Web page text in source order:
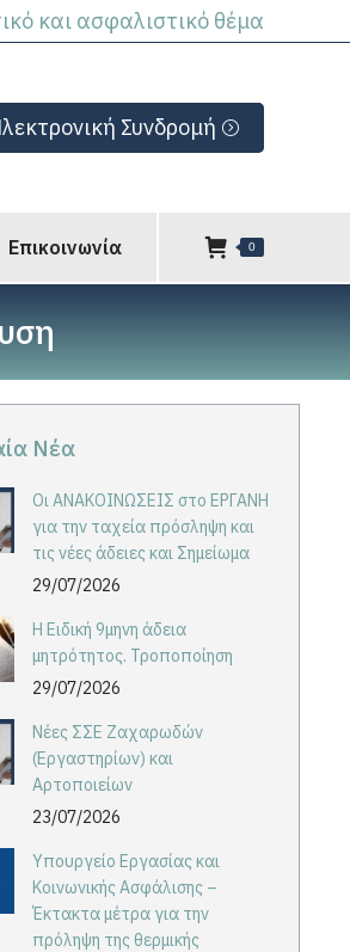
και ασφαλιστικό θέμα
Συνδρομή
Επικοινωνία 0
Νέα
Οι ΑΝΑΚΟΙΝΩΣΕΙΣ στο ΕΡΓΑΝΗ
για την ταχεία πρόσληψη και
τις νέες άδειες και Σημείωμα
29/07/2026
Η Ειδική 9μηνη άδεια
μητρότητος. Τροποποίηση
29/07/2026
Νέες ΣΣΕ Ζαχαρωδών
(Εργαστηρίων) και
Αρτοποιείων
23/07/2026
Υπουργείο Εργασίας και
Κοινωνικής Ασφάλισης –
Έκτακτα μέτρα για την
πρόληψη της θερμικής